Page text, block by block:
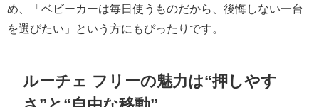
め、「ベビーカーは毎日使うものだから、後悔しない一台
を選びたい」という方にもぴったりです。
ルーチェ フリーの魅力は“押しやす